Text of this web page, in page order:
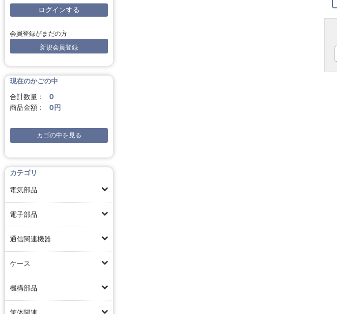
会員登録がまだの方
新規会員登録
現在のかごの中
合計数量：
0
商品金額：
0円
カゴの中を見る
カテゴリ
電気部品
電子部品
通信関連機器
ケース
機構部品
筐体関連